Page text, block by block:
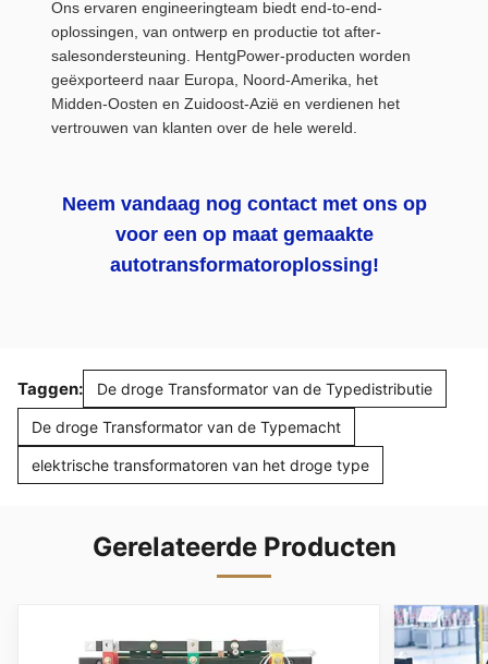
Ons ervaren engineeringteam biedt end-to-end-
oplossingen, van ontwerp en productie tot after-
salesondersteuning. HentgPower-producten worden
geëxporteerd naar Europa, Noord-Amerika, het
Midden-Oosten en Zuidoost-Azië en verdienen het
vertrouwen van klanten over de hele wereld.
Neem vandaag nog contact met ons op
voor een op maat gemaakte
autotransformatoroplossing!
Taggen: De droge Transformator van de Typedistributie
De droge Transformator van de Typemacht
elektrische transformatoren van het droge type
Gerelateerde Producten